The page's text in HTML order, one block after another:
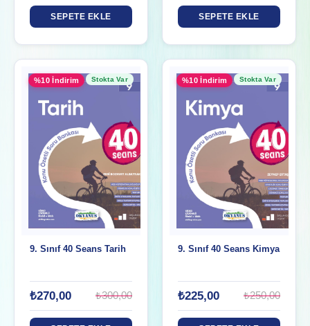
SEPETE EKLE SEPETE EKLE
%10 İndirim Stokta Var
9. Sınıf 40 Seans Tarih
₺270,00 ₺300,00
%10 İndirim Stokta Var
9. Sınıf 40 Seans Kimya
₺225,00 ₺250,00